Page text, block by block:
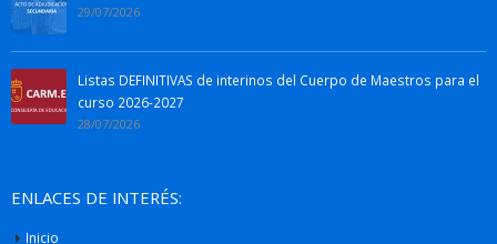
29/07/2026
Listas DEFINITIVAS de interinos del Cuerpo de Maestros para el
curso 2026-2027
28/07/2026
ENLACES DE INTERÉS:
Inicio